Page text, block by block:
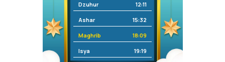
Dzuhur 12:11
Ashar 15:32
Maghrib 18:09
Isya 19:19